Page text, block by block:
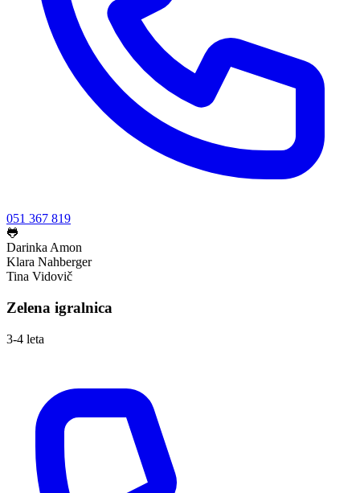
051 367 819
🐸
Darinka Amon
Klara Nahberger
Tina Vidovič
Zelena igralnica
3-4 leta